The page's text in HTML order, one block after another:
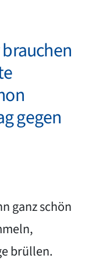
gegen
ganz schön
brüllen.